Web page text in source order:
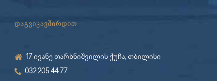
დაგვიკავშირდით
17 ივანე თარხნიშვილის ქუჩა, თბილისი
032 205 44 77